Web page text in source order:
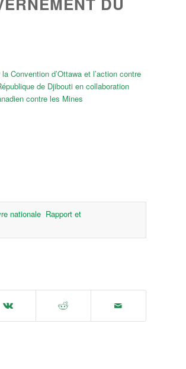
Convention d’Ottawa et l’action contre
de Djibouti en collaboration
contre les Mines
nationale Rapport et